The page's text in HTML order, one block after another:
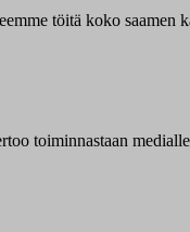
eemme töitä koko saamen
toiminnastaan